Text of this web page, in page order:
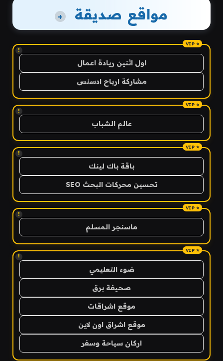
مواقع صديقة +
!
اول اثنين ريادة اعمال
مشاركة ارباح ادسنس
!
عالم الشباب
!
باقة باك لينك
تحسين محركات البحث SEO
!
ماسنجر المسلم
!
ضوء التعليمي
صحيفة برق
موقع اشراقات
موقع اشراق اون لاين
اركان سياحة وسفر